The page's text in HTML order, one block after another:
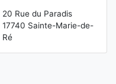
20 Rue du Paradis
17740 Sainte-Marie-de-
Ré